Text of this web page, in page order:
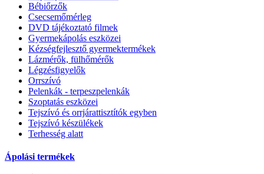
Bébiőrzők
Csecsemőmérleg
DVD tájékoztató filmek
Gyermekápolás eszközei
Kézségfejlesztő gyermektermékek
Lázmérők, fülhőmérők
Légzésfigyelők
Orrszívó
Pelenkák - terpeszpelenkák
Szoptatás eszközei
Tejszívó és orrjárattisztítók egyben
Tejszívó készülékek
Terhesség alatt
Ápolási termékek